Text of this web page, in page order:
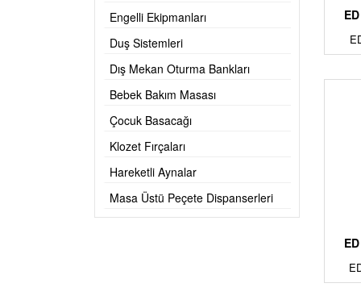
Engelli Ekipmanları
Duş Sistemleri
Dış Mekan Oturma Bankları
Bebek Bakım Masası
Çocuk Basacağı
Klozet Fırçaları
Hareketli Aynalar
Masa Üstü Peçete Dispanserleri